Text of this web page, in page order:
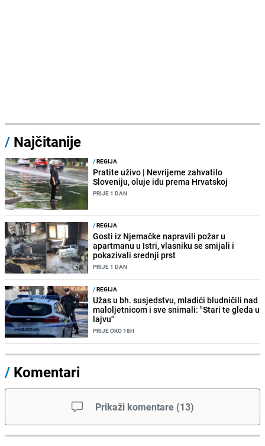
/ Najčitanije
/REGIJA
Pratite uživo | Nevrijeme zahvatilo
Sloveniju, oluje idu prema Hrvatskoj
PRIJE 1 DAN
/REGIJA
Gosti iz Njemačke napravili požar u
apartmanu u Istri, vlasniku se smijali i
pokazivali srednji prst
PRIJE 1 DAN
/REGIJA
Užas u bh. susjedstvu, mladići bludničili nad
maloljetnicom i sve snimali: "Stari te gleda u
lajvu"
PRIJE OKO 18H
/ Komentari
Prikaži komentare (13)